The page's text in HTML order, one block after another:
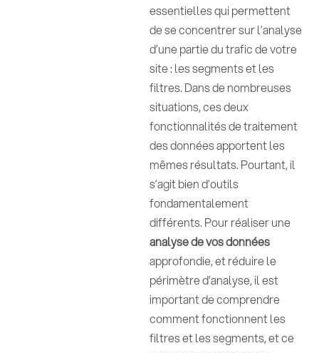
essentielles qui permettent
de se concentrer sur l’analyse
d’une partie du trafic de votre
site : les segments et les
filtres. Dans de nombreuses
situations, ces deux
fonctionnalités de traitement
des données apportent les
mêmes résultats. Pourtant, il
s’agit bien d’outils
fondamentalement
différents. Pour réaliser une
analyse de vos données
approfondie, et réduire le
périmètre d’analyse, il est
important de comprendre
comment fonctionnent les
filtres et les segments, et ce